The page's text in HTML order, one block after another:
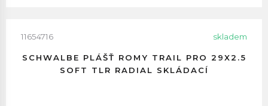
11654716 skladem
SCHWALBE PLÁŠŤ ROMY TRAIL PRO 29X2.5
SOFT TLR RADIAL SKLÁDACÍ